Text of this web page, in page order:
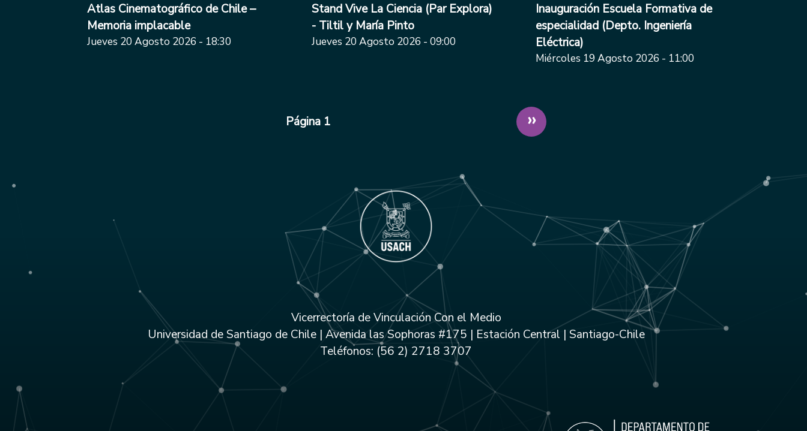
Atlas Cinematográfico de Chile –
Memoria implacable
Jueves 20 Agosto 2026 - 18:30
Stand Vive La Ciencia (Par Explora)
- Tiltil y María Pinto
Jueves 20 Agosto 2026 - 09:00
Inauguración Escuela Formativa de
especialidad (Depto. Ingeniería
Eléctrica)
Miércoles 19 Agosto 2026 - 11:00
Página 1 Siguiente página
››
Vicerrectoría de Vinculación Con el Medio
Universidad de Santiago de Chile | Avenida las Sophoras #175 | Estación Central | Santiago-Chile
Teléfonos: (56 2) 2718 3707